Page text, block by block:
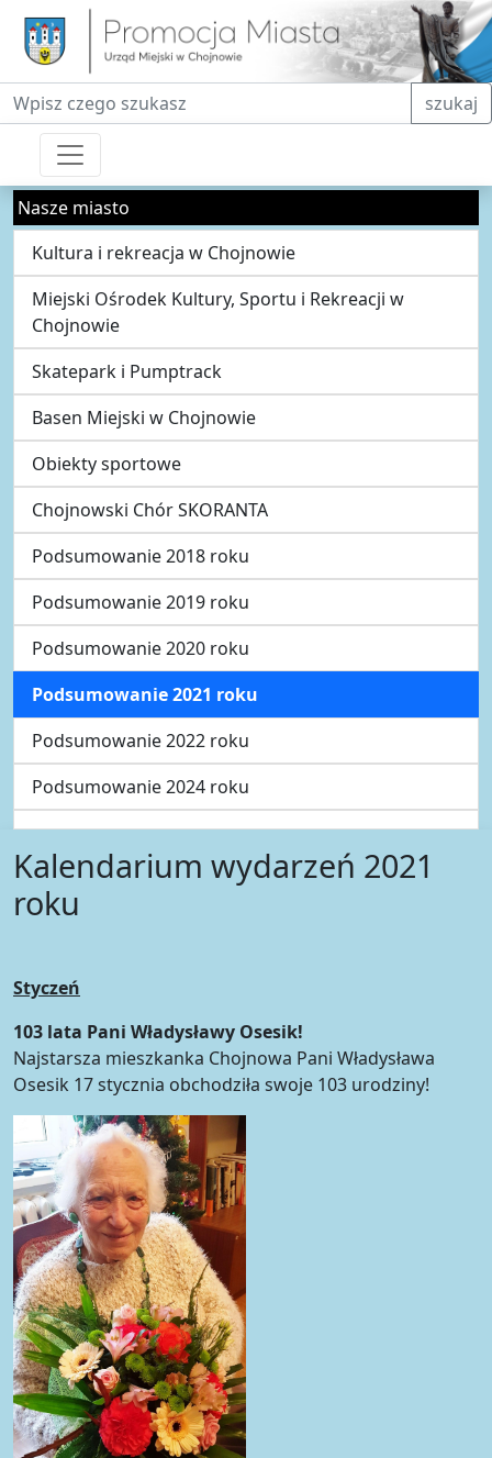
Fraza do wyszukiwania szukaj
Nasze miasto
Kultura i rekreacja w Chojnowie
Miejski Ośrodek Kultury, Sportu i Rekreacji w
Chojnowie
Skatepark i Pumptrack
Basen Miejski w Chojnowie
Obiekty sportowe
Chojnowski Chór SKORANTA
Podsumowanie 2018 roku
Podsumowanie 2019 roku
Podsumowanie 2020 roku
Podsumowanie 2021 roku
Podsumowanie 2022 roku
Podsumowanie 2024 roku
Kalendarium wydarzeń 2021
roku
Styczeń
103 lata Pani Władysławy Osesik!
Najstarsza mieszkanka Chojnowa Pani Władysława
Osesik 17 stycznia obchodziła swoje 103 urodziny!